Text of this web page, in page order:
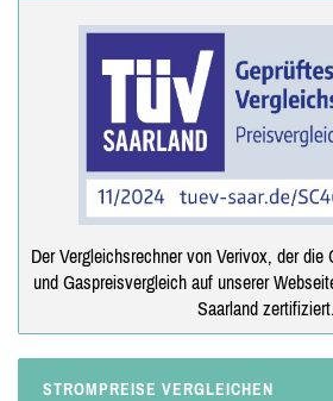
Der Vergleichsrechner von Verivox, der die
und Gaspreisvergleich auf unserer
Saarland zertifiziert.
STROMPREISE VERGLEICHEN